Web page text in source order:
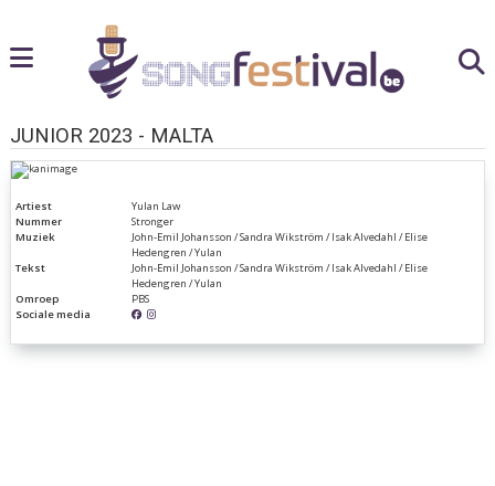
JUNIOR 2023 - MALTA
Artiest
Yulan Law
Nummer
Stronger
Muziek
John-Emil Johansson / Sandra Wikström / Isak Alvedahl / Elise
Hedengren / Yulan
Tekst
John-Emil Johansson / Sandra Wikström / Isak Alvedahl / Elise
Hedengren / Yulan
Omroep
PBS
Sociale media